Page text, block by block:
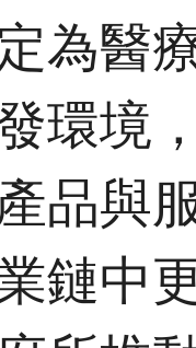
為醫
環境
品與
鏈中